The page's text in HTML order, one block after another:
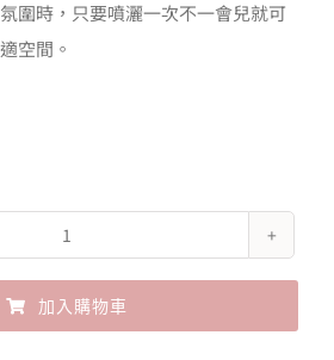
圍時，只要噴灑一次不一會兒就可
空間。
John's
Blend
麝
加入購物車